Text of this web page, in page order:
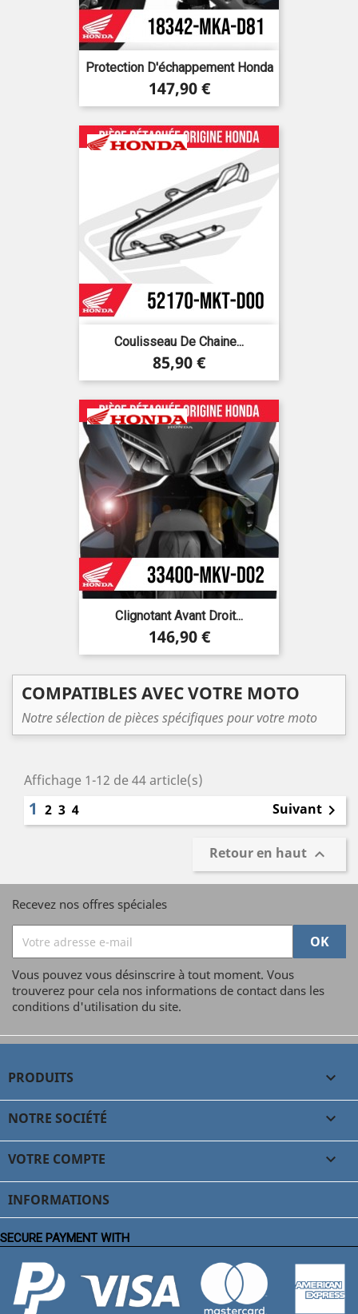
Protection D'échappement Honda
Prix
147,90 €
Coulisseau De Chaine...
Prix
85,90 €
Clignotant Avant Droit...
Prix
146,90 €
COMPATIBLES AVEC VOTRE MOTO
Notre sélection de pièces spécifiques pour votre moto
Affichage 1-12 de 44 article(s)
1 2 3 4 Suivant 
Retour en haut 
Recevez nos offres spéciales
Vous pouvez vous désinscrire à tout moment. Vous
trouverez pour cela nos informations de contact dans les
conditions d'utilisation du site.
PRODUITS 
NOTRE SOCIÉTÉ 
VOTRE COMPTE 
INFORMATIONS
SECURE PAYMENT WITH